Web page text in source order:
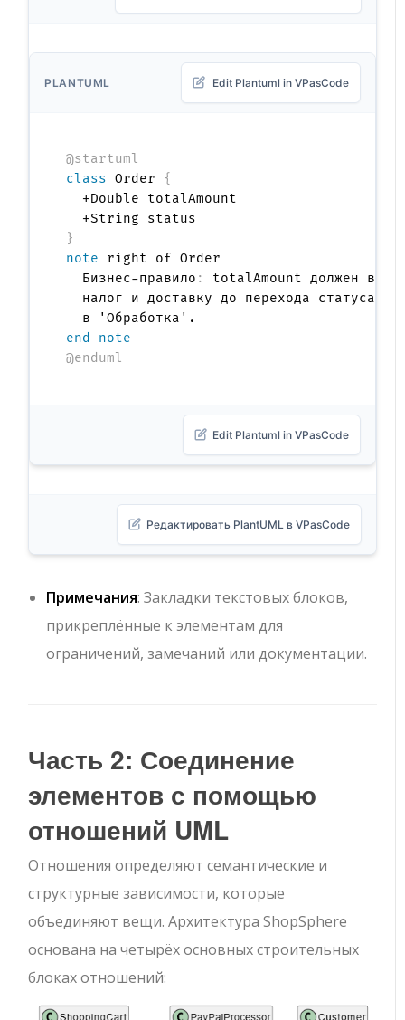
PLANTUML Edit Plantuml in VPasCode
@startuml
class Order {
  +Double totalAmount
}
note right of Order
  Бизнес-правило
:
totalAmount должен
  налог и доставку до перехода статуса
end note
@enduml
Edit Plantuml in VPasCode
Редактировать PlantUML в VPasCode
Примечания: Закладки текстовых блоков,
прикреплённые к элементам для
ограничений, замечаний или документации.
Часть 2: Соединение
элементов с помощью
отношений UML
Отношения определяют семантические и
структурные зависимости, которые
объединяют вещи. Архитектура ShopSphere
основана на четырёх основных строительных
блоках отношений: